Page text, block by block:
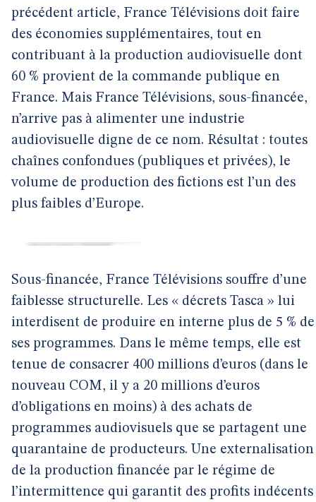
précédent article, France Télévisions doit faire
des économies supplémentaires, tout en
contribuant à la production audiovisuelle dont
60 % provient de la commande publique en
France. Mais France Télévisions, sous-financée,
n’arrive pas à alimenter une industrie
audiovisuelle digne de ce nom. Résultat : toutes
chaînes confondues (publiques et privées), le
volume de production des fictions est l’un des
plus faibles d’Europe.
Sous-financée, France Télévisions souffre d’une
faiblesse structurelle. Les « décrets Tasca » lui
interdisent de produire en interne plus de 5 % de
ses programmes. Dans le même temps, elle est
tenue de consacrer 400 millions d’euros (dans le
nouveau COM, il y a 20 millions d’euros
d’obligations en moins) à des achats de
programmes audiovisuels que se partagent une
quarantaine de producteurs. Une externalisation
de la production financée par le régime de
l’intermittence qui garantit des profits indécents